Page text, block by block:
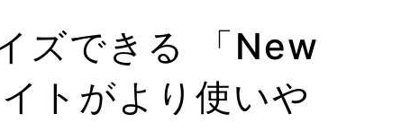
ズできる 「New
トがより使いや